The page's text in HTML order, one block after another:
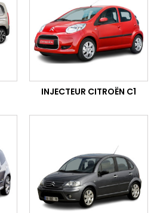
INJECTEUR CITROËN C1